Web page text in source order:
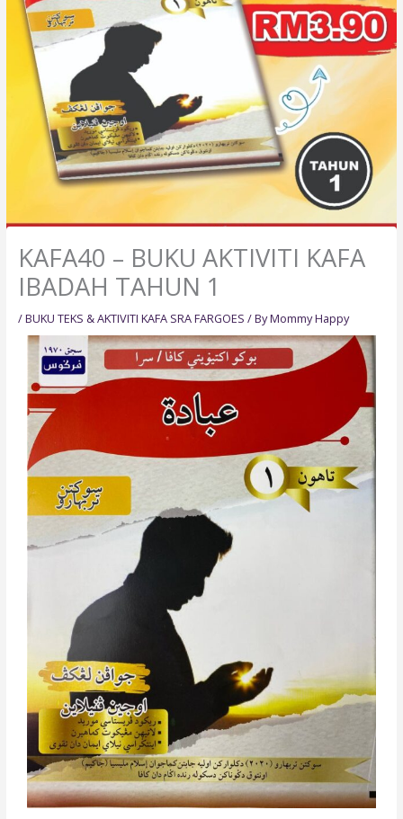
KAFA40 – BUKU AKTIVITI KAFA
IBADAH TAHUN 1
/BUKU TEKS & AKTIVITI KAFA SRA FARGOES / ByMommy Happy